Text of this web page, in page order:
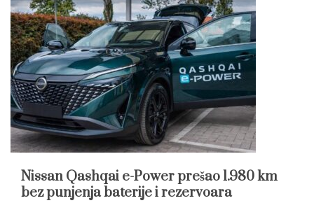
Nissan Qashqai e-Power prešao 1.980 km
bez punjenja baterije i rezervoara